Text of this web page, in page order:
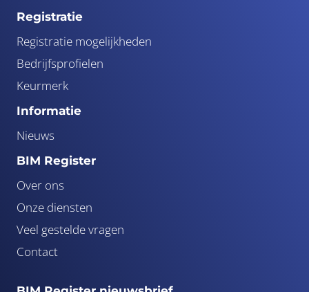
Registratie
Registratie mogelijkheden
Bedrijfsprofielen
Keurmerk
Informatie
Nieuws
BIM Register
Over ons
Onze diensten
Veel gestelde vragen
Contact